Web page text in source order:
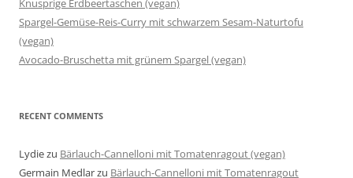
Knusprige Erdbeertaschen (vegan)
Spargel-Gemüse-Reis-Curry mit schwarzem Sesam-Naturtofu
(vegan)
Avocado-Bruschetta mit grünem Spargel (vegan)
RECENT COMMENTS
Lydiezu Bärlauch-Cannelloni mit Tomatenragout (vegan)
Germain Medlarzu Bärlauch-Cannelloni mit Tomatenragout